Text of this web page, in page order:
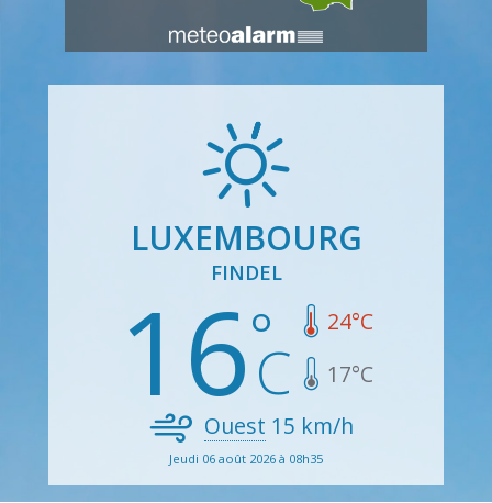
LUXEMBOURG
FINDEL
16 24°C
17°C
Ouest 15 km/h
Jeudi 06 août 2026 à 08h35